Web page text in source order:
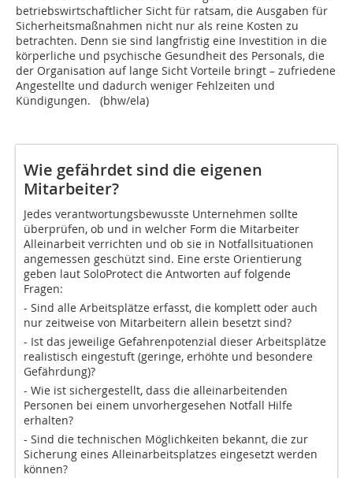
betriebswirtschaftlicher Sicht für ratsam, die Ausgaben für
Sicherheitsmaßnahmen nicht nur als reine Kosten zu
betrachten. Denn sie sind langfristig eine Investition in die
körperliche und psychische Gesundheit des Personals, die
der Organisation auf lange Sicht Vorteile bringt – zufriedene
Angestellte und dadurch weniger Fehlzeiten und
Kündigungen. (bhw/ela)
Wie gefährdet sind die eigenen
Mitarbeiter?
Jedes verantwortungsbewusste Unternehmen sollte
überprüfen, ob und in welcher Form die Mitarbeiter
Alleinarbeit verrichten und ob sie in Notfallsituationen
angemessen geschützt sind. Eine erste Orientierung
geben laut SoloProtect die Antworten auf folgende
Fragen:
- Sind alle Arbeitsplätze erfasst, die komplett oder auch
nur zeitweise von Mitarbeitern allein besetzt sind?
- Ist das jeweilige Gefahrenpotenzial dieser Arbeitsplätze
realistisch eingestuft (geringe, erhöhte und besondere
Gefährdung)?
- Wie ist sichergestellt, dass die alleinarbeitenden
Personen bei einem unvorhergesehen Notfall Hilfe
erhalten?
- Sind die technischen Möglichkeiten bekannt, die zur
Sicherung eines Alleinarbeitsplatzes eingesetzt werden
können?